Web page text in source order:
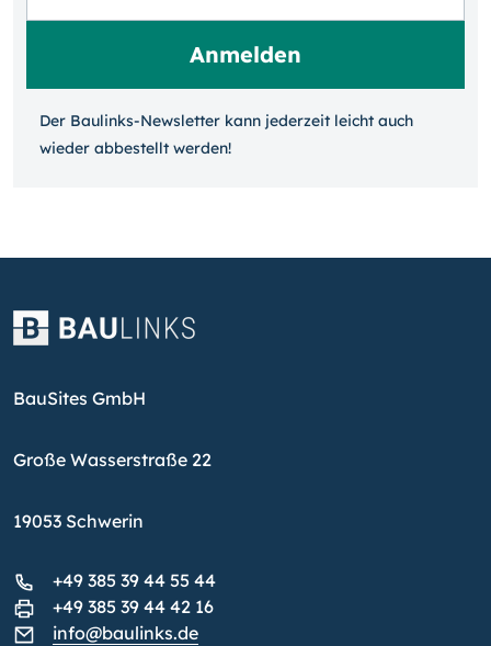
Der Baulinks-Newsletter kann jeder­zeit leicht auch
wieder ab­bestellt werden!
BauSites GmbH
Große Wasserstraße 22
19053 Schwerin
+49 385 39 44 55 44
+49 385 39 44 42 16
info@baulinks.de